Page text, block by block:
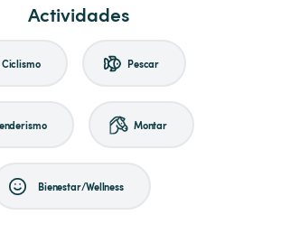
Actividades
Ciclismo Pescar
Montar
Bienestar/Wellness